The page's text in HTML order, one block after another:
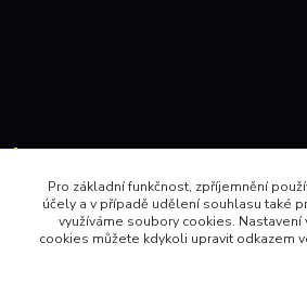
604 157410 , 602 345528
Pro základní funkčnost, zpříjemnění
účely a v případě udělení souhlasu také
využíváme soubory cookies.
cookies můžete kdykoli upravit odkazem